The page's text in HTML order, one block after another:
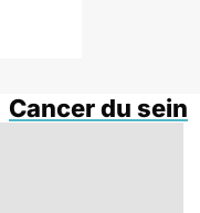
Cancer du sein